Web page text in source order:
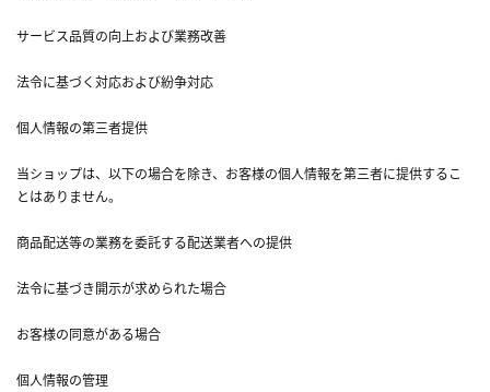
サービス品質の向上および業務改善
法令に基づく対応および紛争対応
個人情報の第三者提供
当ショップは、以下の場合を除き、お客様の個人情報を第三者に提供するこ
とはありません。
商品配送等の業務を委託する配送業者への提供
法令に基づき開示が求められた場合
お客様の同意がある場合
個人情報の管理